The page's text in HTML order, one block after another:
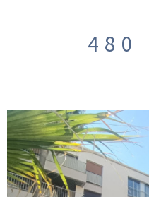
architectes, notaires,
inclues le bureau sera livré
acquéreurs une liberté totale
espaces parfaitement adaptés
VENTE :
480